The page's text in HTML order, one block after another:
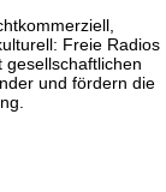
Freie Radios
gesellschaftlichen
und fördern die